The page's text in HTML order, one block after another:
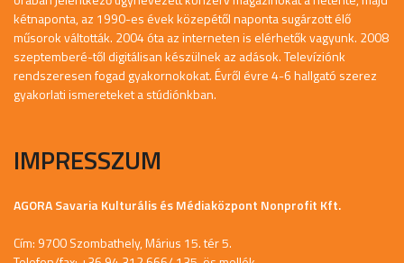
kétnaponta, az 1990-es évek közepétől naponta sugárzott élő
műsorok váltották. 2004 óta az interneten is elérhetők vagyunk. 2008
szeptemberé-től digitálisan készülnek az adások. Televíziónk
rendszeresen fogad gyakornokokat. Évről évre 4-6 hallgató szerez
gyakorlati ismereteket a stúdiónkban.
IMPRESSZUM
AGORA Savaria Kulturális és Médiaközpont Nonprofit Kft.
Cím: 9700 Szombathely, Márius 15. tér 5.